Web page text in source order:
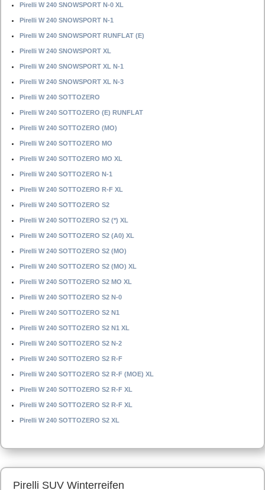
Pirelli W 240 SNOWSPORT N-0 XL
Pirelli W 240 SNOWSPORT N-1
Pirelli W 240 SNOWSPORT RUNFLAT (E)
Pirelli W 240 SNOWSPORT XL
Pirelli W 240 SNOWSPORT XL N-1
Pirelli W 240 SNOWSPORT XL N-3
Pirelli W 240 SOTTOZERO
Pirelli W 240 SOTTOZERO (E) RUNFLAT
Pirelli W 240 SOTTOZERO (MO)
Pirelli W 240 SOTTOZERO MO
Pirelli W 240 SOTTOZERO MO XL
Pirelli W 240 SOTTOZERO N-1
Pirelli W 240 SOTTOZERO R-F XL
Pirelli W 240 SOTTOZERO S2
Pirelli W 240 SOTTOZERO S2 (*) XL
Pirelli W 240 SOTTOZERO S2 (A0) XL
Pirelli W 240 SOTTOZERO S2 (MO)
Pirelli W 240 SOTTOZERO S2 (MO) XL
Pirelli W 240 SOTTOZERO S2 MO XL
Pirelli W 240 SOTTOZERO S2 N-0
Pirelli W 240 SOTTOZERO S2 N1
Pirelli W 240 SOTTOZERO S2 N1 XL
Pirelli W 240 SOTTOZERO S2 N-2
Pirelli W 240 SOTTOZERO S2 R-F
Pirelli W 240 SOTTOZERO S2 R-F (MOE) XL
Pirelli W 240 SOTTOZERO S2 R-F XL
Pirelli W 240 SOTTOZERO S2 R-F XL
Pirelli W 240 SOTTOZERO S2 XL
Pirelli SUV Winterreifen